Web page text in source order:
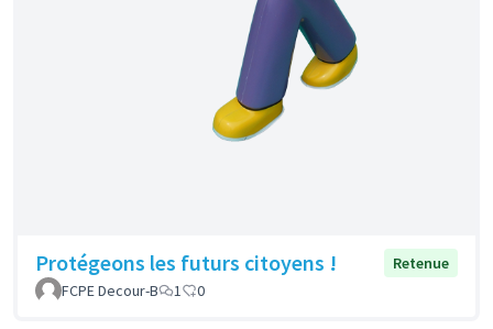
Protégeons les futurs citoyens !
Retenue
FCPE Decour-B
1 0